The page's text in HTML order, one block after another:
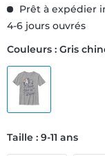
Prêt à expédier
4-6 jours ouvrés
Couleurs : Gris
Taille : 9-11 ans